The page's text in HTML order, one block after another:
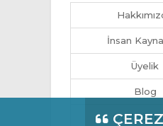
İnsan
Üyelik
Blog
Otel